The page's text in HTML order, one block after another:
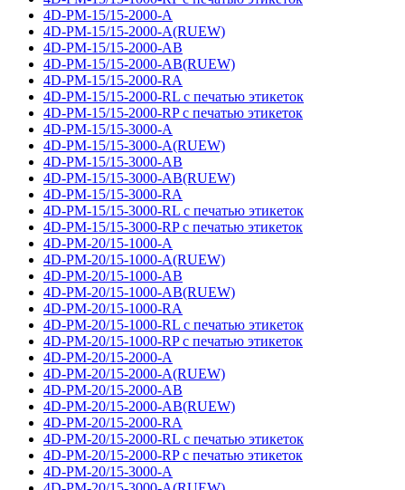
4D-PM-15/15-2000-A
4D-PM-15/15-2000-A(RUEW)
4D-PM-15/15-2000-AB
4D-PM-15/15-2000-AB(RUEW)
4D-PM-15/15-2000-RA
4D-PM-15/15-2000-RL с печатью этикеток
4D-PM-15/15-2000-RP с печатью этикеток
4D-PM-15/15-3000-A
4D-PM-15/15-3000-A(RUEW)
4D-PM-15/15-3000-AB
4D-PM-15/15-3000-AB(RUEW)
4D-PM-15/15-3000-RA
4D-PM-15/15-3000-RL с печатью этикеток
4D-PM-15/15-3000-RP с печатью этикеток
4D-PM-20/15-1000-A
4D-PM-20/15-1000-A(RUEW)
4D-PM-20/15-1000-AB
4D-PM-20/15-1000-AB(RUEW)
4D-PM-20/15-1000-RA
4D-PM-20/15-1000-RL с печатью этикеток
4D-PM-20/15-1000-RP с печатью этикеток
4D-PM-20/15-2000-A
4D-PM-20/15-2000-A(RUEW)
4D-PM-20/15-2000-AB
4D-PM-20/15-2000-AB(RUEW)
4D-PM-20/15-2000-RA
4D-PM-20/15-2000-RL с печатью этикеток
4D-PM-20/15-2000-RP с печатью этикеток
4D-PM-20/15-3000-A